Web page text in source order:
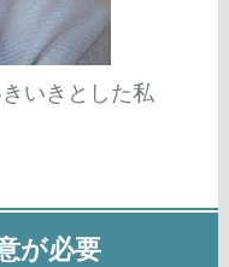
いきとした私
が必要